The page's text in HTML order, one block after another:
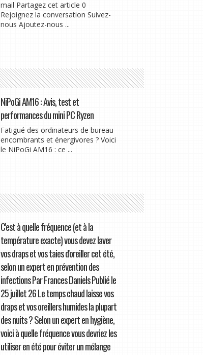
mail Partagez cet article 0
Rejoignez la conversation Suivez-
nous Ajoutez-nous ...
NiPoGi AM16 : Avis, test et
performances du mini PC Ryzen
Fatigué des ordinateurs de bureau
encombrants et énergivores ? Voici
le NiPoGi AM16 : ce ...
C'est à quelle fréquence (et à la
température exacte) vous devez laver
vos draps et vos taies d'oreiller cet été,
selon un expert en prévention des
infections Par Frances Daniels Publié le
25 juillet 26 Le temps chaud laisse vos
draps et vos oreillers humides la plupart
des nuits ? Selon un expert en hygiène,
voici à quelle fréquence vous devriez les
utiliser en été pour éviter un mélange